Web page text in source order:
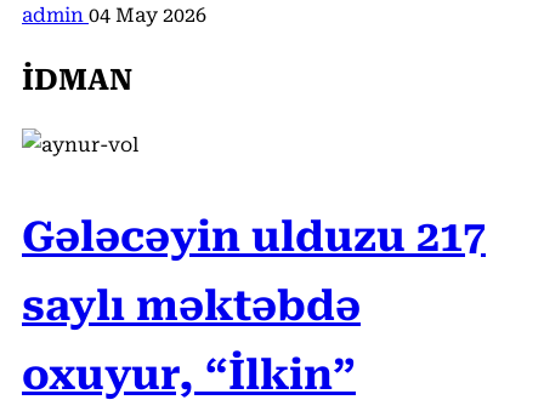
admin 04 May 2026
İDMAN
Gələcəyin ulduzu 217
saylı məktəbdə
oxuyur, “İlkin”